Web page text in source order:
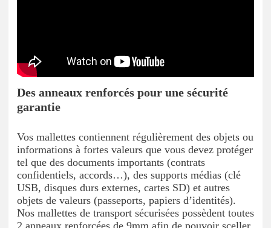
Des anneaux renforcés pour une sécurité
garantie
Vos mallettes contiennent régulièrement des objets ou
informations à fortes valeurs que vous devez protéger
tel que des documents importants (contrats
confidentiels, accords…), des supports médias (clé
USB, disques durs externes, cartes SD) et autres
objets de valeurs (passeports, papiers d’identités).
Nos mallettes de transport sécurisées possèdent toutes